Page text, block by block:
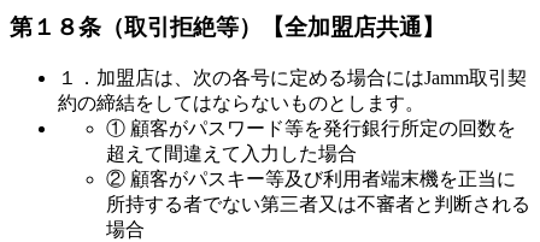
第１８条（取引拒絶等） 【全加盟店共通】
１．加盟店は、次の各号に定める場合にはJamm取引契
約の締結をしてはならないものとします。
① 顧客がパスワード等を発行銀行所定の回数を
超えて間違えて入力した場合
② 顧客がパスキー等及び利用者端末機を正当に
所持する者でない第三者又は不審者と判断される
場合